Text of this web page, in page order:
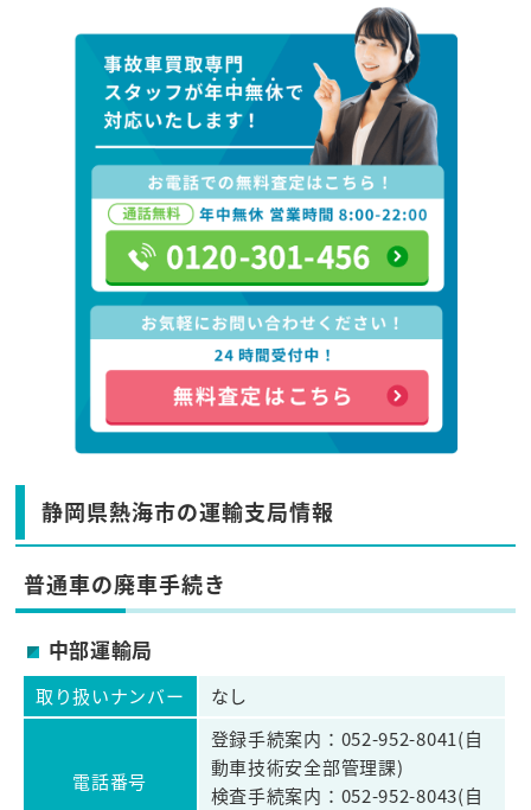
静岡県熱海市の運輸支局情報
普通車の廃車手続き
中部運輸局
取り扱いナンバー なし
電話番号
登録手続案内：052-952-8041(自
動車技術安全部管理課)
検査手続案内：052-952-8043(自